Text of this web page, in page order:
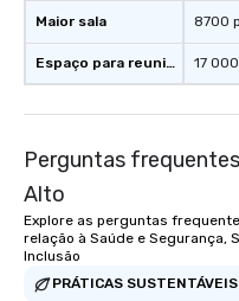
Maior sala
Espaço para reuniões
8700
17
Perguntas
Alto
Explore as perguntas
relação à Saúde e Segurança,
Inclusão
PRÁTICAS SUSTENTÁVEIS